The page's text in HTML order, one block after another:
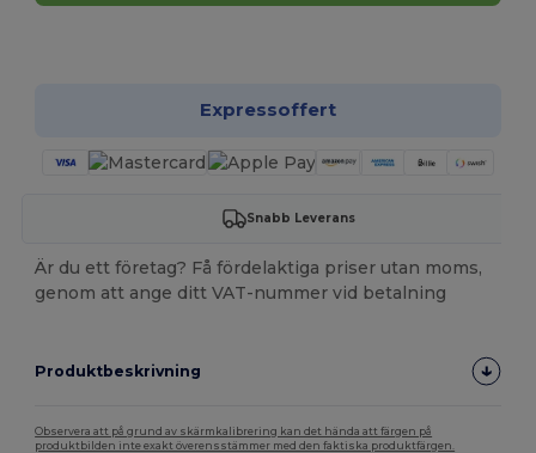
Expressoffert
Snabb Leverans
Är du ett företag? Få fördelaktiga priser utan moms,
genom att ange ditt VAT-nummer vid betalning
Produktbeskrivning
Observera att på grund av skärmkalibrering kan det hända att färgen på
produktbilden inte exakt överensstämmer med den faktiska produktfärgen.